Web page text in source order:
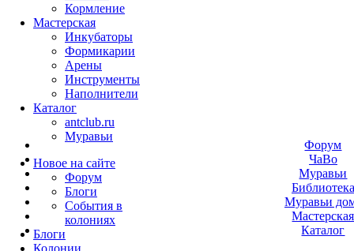
Кормление
Мастерская
Инкубаторы
Формикарии
Арены
Инструменты
Наполнители
Каталог
antclub.ru
Муравьи
Новое на сайте
Форум
Блоги
События в
колониях
Блоги
Колонии
Форум
ЧаВо
Муравьи
Библиотека
Муравьи
Мастерская
Каталог